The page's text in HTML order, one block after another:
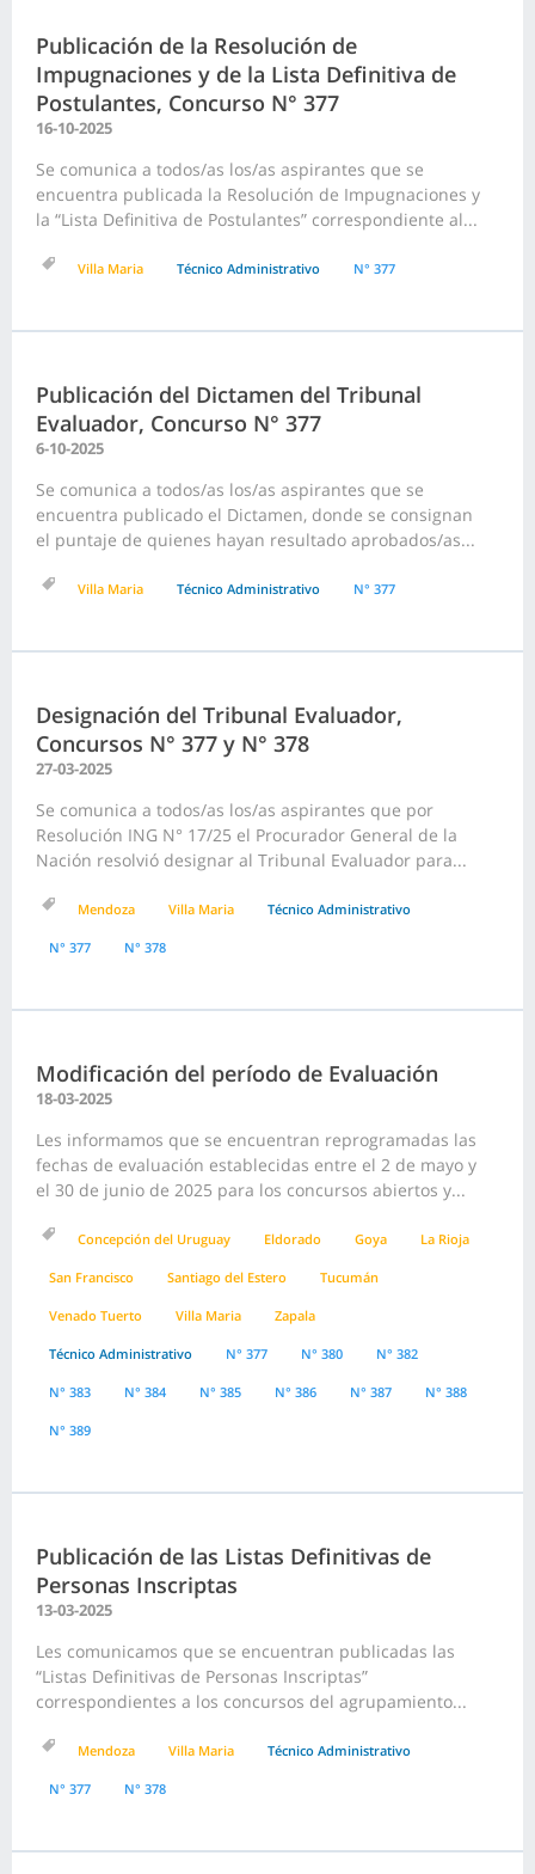
Publicación de la Resolución de
Impugnaciones y de la Lista Definitiva de
Postulantes, Concurso N° 377
16-10-2025
Se comunica a todos/as los/as aspirantes que se
encuentra publicada la Resolución de Impugnaciones y
la “Lista Definitiva de Postulantes” correspondiente al...
Villa Maria Técnico Administrativo N° 377
Publicación del Dictamen del Tribunal
Evaluador, Concurso N° 377
6-10-2025
Se comunica a todos/as los/as aspirantes que se
encuentra publicado el Dictamen, donde se consignan
el puntaje de quienes hayan resultado aprobados/as...
Villa Maria Técnico Administrativo N° 377
Designación del Tribunal Evaluador,
Concursos N° 377 y N° 378
27-03-2025
Se comunica a todos/as los/as aspirantes que por
Resolución ING N° 17/25 el Procurador General de la
Nación resolvió designar al Tribunal Evaluador para...
Mendoza Villa Maria Técnico Administrativo
N° 377 N° 378
Modificación del período de Evaluación
18-03-2025
Les informamos que se encuentran reprogramadas las
fechas de evaluación establecidas entre el 2 de mayo y
el 30 de junio de 2025 para los concursos abiertos y...
Concepción del Uruguay Eldorado Goya La Rioja
San Francisco Santiago del Estero Tucumán
Venado Tuerto Villa Maria Zapala
Técnico Administrativo N° 377 N° 380 N° 382
N° 383 N° 384 N° 385 N° 386 N° 387 N° 388
N° 389
Publicación de las Listas Definitivas de
Personas Inscriptas
13-03-2025
Les comunicamos que se encuentran publicadas las
“Listas Definitivas de Personas Inscriptas”
correspondientes a los concursos del agrupamiento...
Mendoza Villa Maria Técnico Administrativo
N° 377 N° 378